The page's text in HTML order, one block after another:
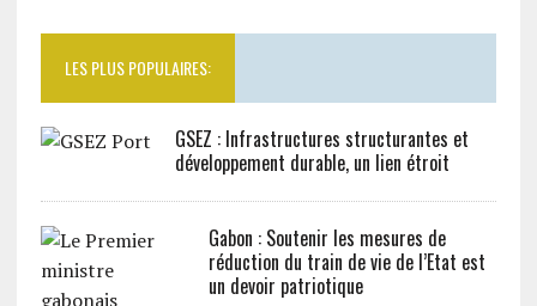
LES PLUS POPULAIRES:
GSEZ : Infrastructures structurantes et
développement durable, un lien étroit
Gabon : Soutenir les mesures de
réduction du train de vie de l’Etat est
un devoir patriotique